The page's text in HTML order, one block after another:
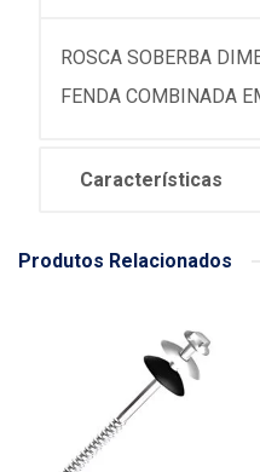
ROSCA SOBERBA
FENDA COMBINADA
Características
Produtos Relacionados